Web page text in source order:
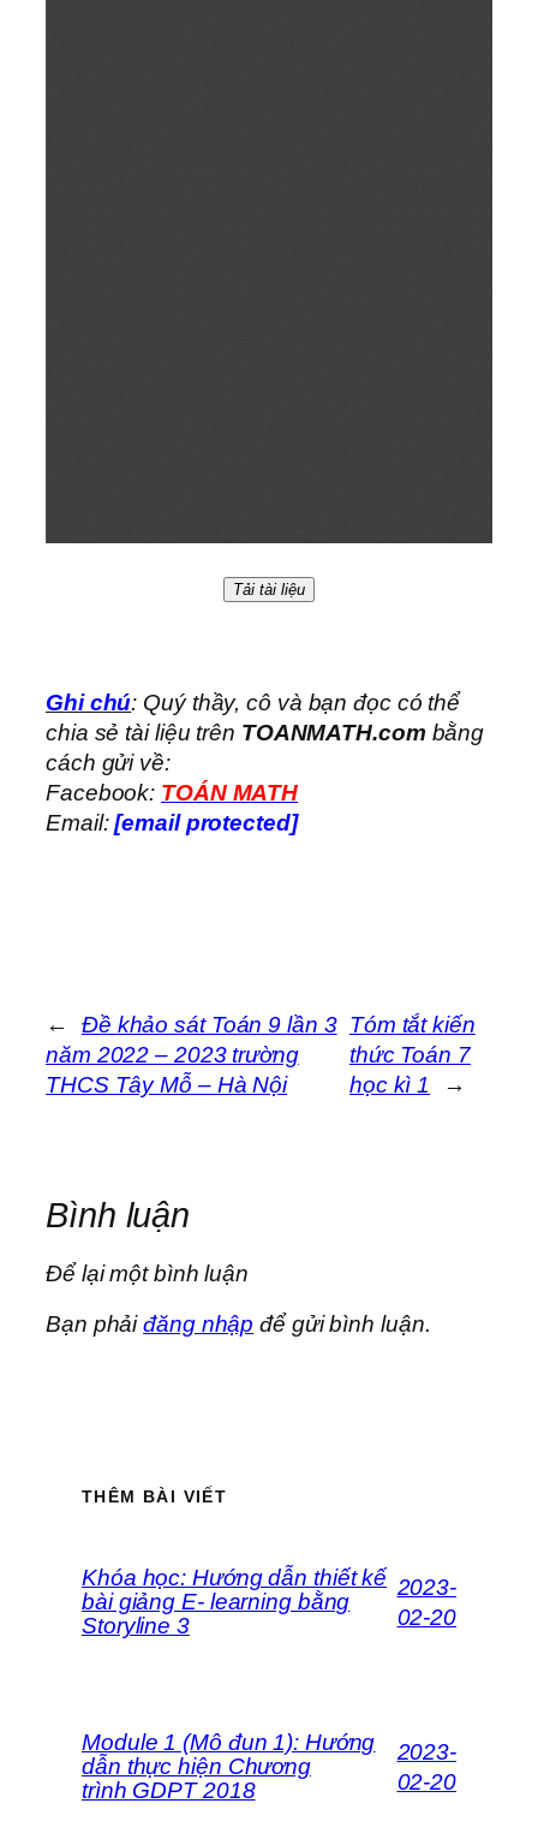
Tải tài liệu
Ghi chú: Quý thầy, cô và bạn đọc có thể
chia sẻ tài liệu trên TOANMATH.com bằng
cách gửi về:
Facebook: TOÁN MATH
Email:[email protected]
←
Đề khảo sát Toán 9 lần 3
năm 2022 – 2023 trường
THCS Tây Mỗ – Hà Nội
Tóm tắt kiến
thức Toán 7
học kì 1
→
Bình luận
Để lại một bình luận
Bạn phảiđăng nhập để gửi bình luận.
THÊM BÀI VIẾT
Khóa học: Hướng dẫn thiết kế
bài giảng E- learning bằng
Storyline 3
2023-
02-20
Module 1 (Mô đun 1): Hướng
dẫn thực hiện Chương
trình GDPT 2018
2023-
02-20